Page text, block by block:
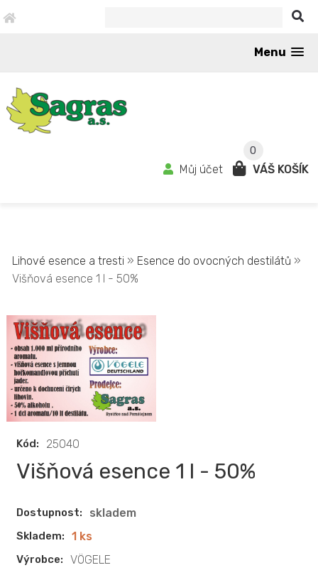
Menu
0
Můj účet VÁŠ KOŠÍK
Lihové esence a tresti » Esence do ovocných destilátů »
Višňová esence 1 l - 50%
Kód: 25040
Višňová esence 1 l - 50%
Dostupnost: skladem
Skladem: 1 ks
Výrobce: VÖGELE